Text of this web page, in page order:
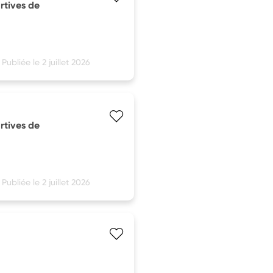
de
Publiée le 2 juillet 2026
de
Publiée le 2 juillet 2026